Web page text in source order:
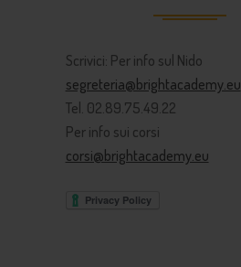
Scrivici: Per info sul Nido
segreteria@brightacademy.eu
Tel. 02.89.75.49.22
Per info sui corsi
corsi@brightacademy.eu